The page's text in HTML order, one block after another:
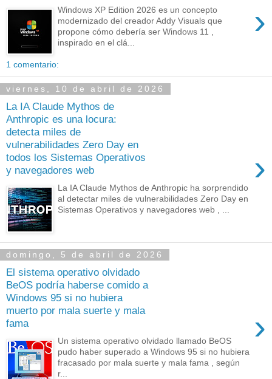
›
Windows XP Edition 2026 es un concepto
modernizado del creador Addy Visuals que
propone cómo debería ser Windows 11 ,
inspirado en el clá...
1 comentario:
viernes, 10 de abril de 2026
La IA Claude Mythos de
Anthropic es una locura:
detecta miles de
vulnerabilidades Zero Day en
todos los Sistemas Operativos
y navegadores web
›
La IA Claude Mythos de Anthropic ha sorprendido
al detectar miles de vulnerabilidades Zero Day en
Sistemas Operativos y navegadores web , ...
domingo, 5 de abril de 2026
El sistema operativo olvidado
BeOS podría haberse comido a
Windows 95 si no hubiera
muerto por mala suerte y mala
fama
›
Un sistema operativo olvidado llamado BeOS
pudo haber superado a Windows 95 si no hubiera
fracasado por mala suerte y mala fama , según
r...